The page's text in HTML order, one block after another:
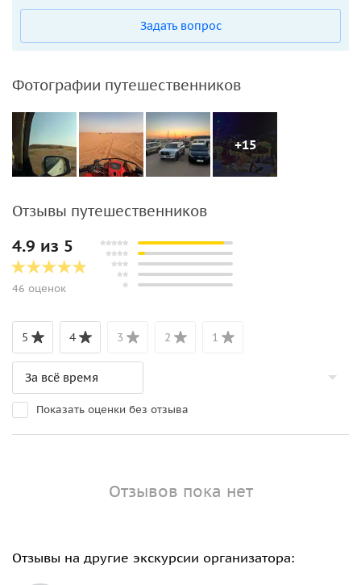
Задать вопрос
Фотографии путешественников
+15
Отзывы путешественников
4.9 из 5
46 оценок
5 4 3 2 1
Показать оценки без отзыва
Отзывов пока нет
Отзывы на другие экскурсии организатора: